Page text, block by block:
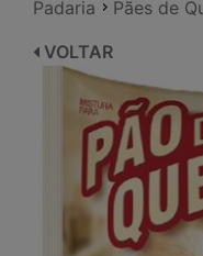
Padaria
Pães de
VOLTAR